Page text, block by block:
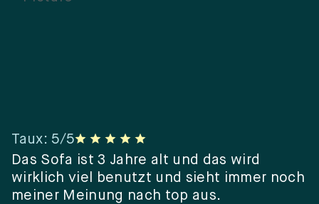
Das Sofa ist 3 Jahre alt und das wird
wirklich viel benutzt und sieht immer noch
meiner Meinung nach top aus.
Taux: 5/5